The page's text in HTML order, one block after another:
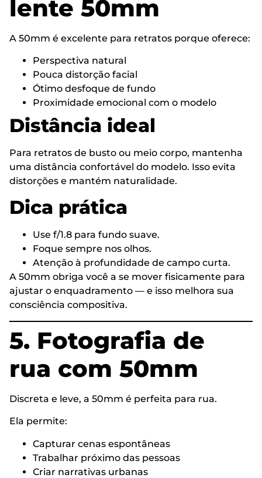
lente 50mm
A 50mm é excelente para retratos porque oferece:
Perspectiva natural
Pouca distorção facial
Ótimo desfoque de fundo
Proximidade emocional com o modelo
Distância ideal
Para retratos de busto ou meio corpo, mantenha
uma distância confortável do modelo. Isso evita
distorções e mantém naturalidade.
Dica prática
Use f/1.8 para fundo suave.
Foque sempre nos olhos.
Atenção à profundidade de campo curta.
A 50mm obriga você a se mover fisicamente para
ajustar o enquadramento — e isso melhora sua
consciência compositiva.
5. Fotografia de
rua com 50mm
Discreta e leve, a 50mm é perfeita para rua.
Ela permite:
Capturar cenas espontâneas
Trabalhar próximo das pessoas
Criar narrativas urbanas